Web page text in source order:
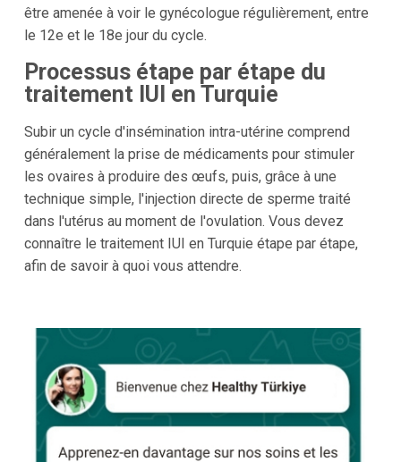
être amenée à voir le gynécologue régulièrement, entre
le 12e et le 18e jour du cycle.
Processus étape par étape du
traitement IUI en Turquie
Subir un cycle d'insémination intra-utérine comprend
généralement la prise de médicaments pour stimuler
les ovaires à produire des œufs, puis, grâce à une
technique simple, l'injection directe de sperme traité
dans l'utérus au moment de l'ovulation. Vous devez
connaître le traitement IUI en Turquie étape par étape,
afin de savoir à quoi vous attendre.